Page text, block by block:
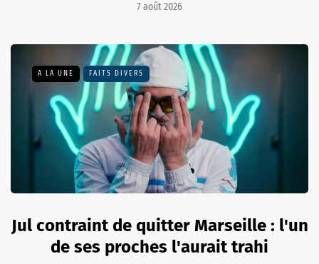
7 août 2026
A LA UNE FAITS DIVERS
Jul contraint de quitter Marseille : l'un
de ses proches l'aurait trahi